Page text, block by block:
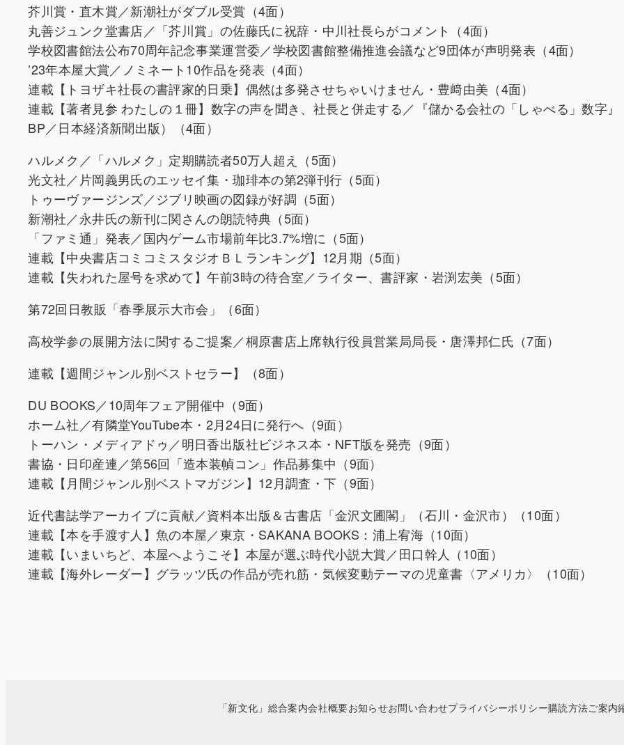
芥川賞・直木賞／新潮社がダブル受賞（4面）
丸善ジュンク堂書店／「芥川賞」の佐藤氏に祝辞・中川社長らがコメント（4面）
学校図書館法公布70周年記念事業運営委／学校図書館整備推進会議など9団体が声明発表（4面）
’23年本屋大賞／ノミネート10作品を発表（4面）
連載【トヨザキ社長の書評家的日乗】偶然は多発させちゃいけません・豊﨑由美（4面）
連載【著者見参 わたしの１冊】数字の声を聞き、社長と併走する／『儲かる会社の「しゃべる」数字』
BP／日本経済新聞出版）（4面）
ハルメク／「ハルメク」定期購読者50万人超え（5面）
光文社／片岡義男氏のエッセイ集・珈琲本の第2弾刊行（5面）
トゥーヴァージンズ／ジブリ映画の図録が好調（5面）
新潮社／永井氏の新刊に関さんの朗読特典（5面）
「ファミ通」発表／国内ゲーム市場前年比3.7%増に（5面）
連載【中央書店コミコミスタジオＢＬランキング】12月期（5面）
連載【失われた屋号を求めて】午前3時の待合室／ライター、書評家・岩渕宏美（5面）
第72回日教販「春季展示大市会」（6面）
高校学参の展開方法に関するご提案／桐原書店上席執行役員営業局局長・唐澤邦仁氏（7面）
連載【週間ジャンル別ベストセラー】（8面）
DU BOOKS／10周年フェア開催中（9面）
ホーム社／有隣堂YouTube本・2月24日に発行へ（9面）
トーハン・メディアドゥ／明日香出版社ビジネス本・NFT版を発売（9面）
書協・日印産連／第56回「造本装幀コン」作品募集中（9面）
連載【月間ジャンル別ベストマガジン】12月調査・下（9面）
近代書誌学アーカイブに貢献／資料本出版＆古書店「金沢文圃閣」（石川・金沢市）（10面）
連載【本を手渡す人】魚の本屋／東京・SAKANA BOOKS：浦上宥海（10面）
連載【いまいちど、本屋へようこそ】本屋が選ぶ時代小説大賞／田口幹人（10面）
連載【海外レーダー】グラッツ氏の作品が売れ筋・気候変動テーマの児童書〈アメリカ〉（10面）
「新文化」総合案内会社概要お知らせお問い合わせプライバシーポリシー購読方法ご案内